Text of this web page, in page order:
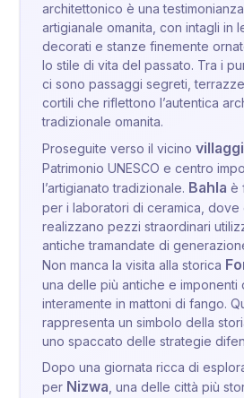
architettonico è una
artigianale omanita, con intagli in
decorati e stanze finemente
lo stile di vita del passato. Tra i
ci sono passaggi segreti,
cortili che riflettono l’autentica
tradizionale omanita.
Proseguite verso il vicino
Patrimonio UNESCO e centro
l’artigianato tradizionale. Bahla è
per i laboratori di ceramica, dove
realizzano pezzi straordinari
antiche tramandate di
Non manca la visita alla storica
una delle più antiche e imponenti
interamente in mattoni di fango.
rappresenta un simbolo della
uno spaccato delle strategie
Dopo una giornata ricca di
per Nizwa , una delle città più